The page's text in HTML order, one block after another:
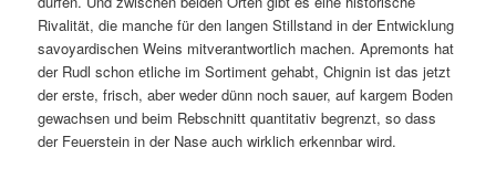
Rivalität, die manche für den langen Stillstand in der Entwicklung
savoyardischen Weins mitverantwortlich machen. Apremonts hat
der Rudl schon etliche im Sortiment gehabt, Chignin ist das jetzt
der erste, frisch, aber weder dünn noch sauer, auf kargem Boden
gewachsen und beim Rebschnitt quantitativ begrenzt, so dass
der Feuerstein in der Nase auch wirklich erkennbar wird.